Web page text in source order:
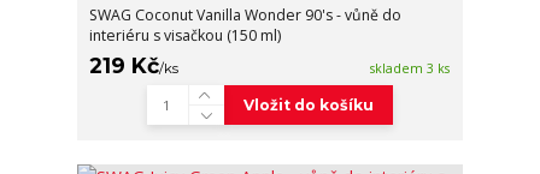
SWAG Coconut Vanilla Wonder 90's - vůně do
interiéru s visačkou (150 ml)
219 Kč/ks skladem 3 ks
Vložit do košíku